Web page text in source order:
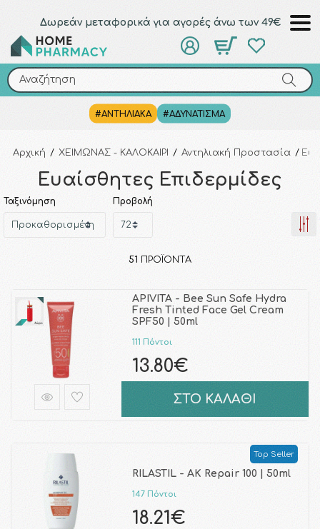
Δωρεάν μεταφορικά για αγορές άνω των 49€
Αναζήτηση
#ΑΝΤΗΛΙΑΚΑ #ΑΔΥΝΑΤΙΣΜΑ
Αναζήτηση
Αρχική / ΧΕΙΜΩΝΑΣ - ΚΑΛΟΚΑΙΡΙ / Αντηλιακή Προστασία /
Ευαίσθητες Επιδερμίδες
Ταξινόμηση Προβολή
51 ΠΡΟΪΌΝΤΑ
APIVITA - Bee Sun Safe Hydra
Fresh Tinted Face Gel Cream
SPF50 | 50ml
111 Πόντοι
13.80€
ΣΤΟ ΚΑΛΑΘΙ
Top Seller
RILASTIL - AK Repair 100 | 50ml
147 Πόντοι
18.21€